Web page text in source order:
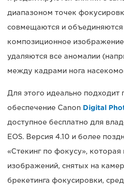
диапазоном точек
совмещаются и объединяются
композиционное
удаляются все аномалии
между кадрами нога
Для этого идеально подходит
обеспечение Canon Digital
доступное бесплатно для
EOS. Версия 4.10 и более
«Стекинг по фокусу», которая
изображений, снятых на
брекетинга фокусировки,